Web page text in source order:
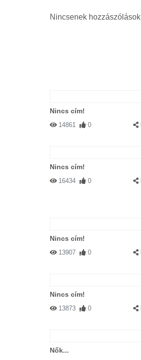
Nincsenek hozzászólások
Nincs cím!
14861 0
Nincs cím!
16434 0
Nincs cím!
13907 0
Nincs cím!
13873 0
Nők...